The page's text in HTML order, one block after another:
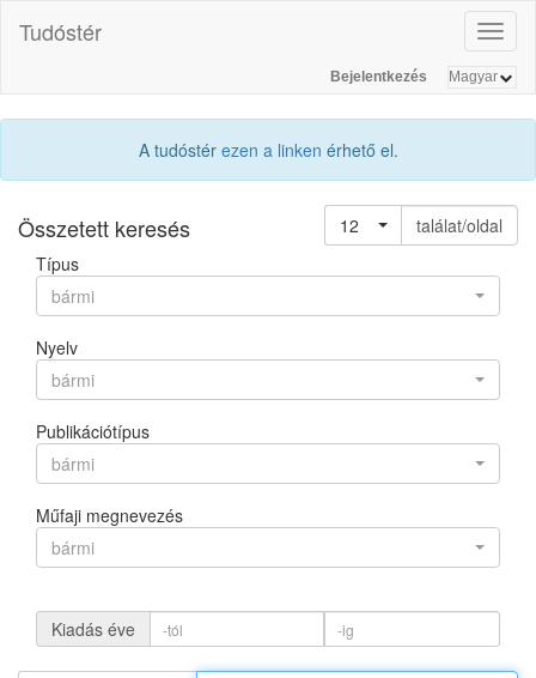
Tudóstér
Bejelentkezés
A tudóstér ezen a linken érhető el.
Összetett keresés 12
találat/oldal
Típus
bármi
Nyelv
bármi
Publikációtípus
bármi
Műfaji megnevezés
bármi
Kiadás éve